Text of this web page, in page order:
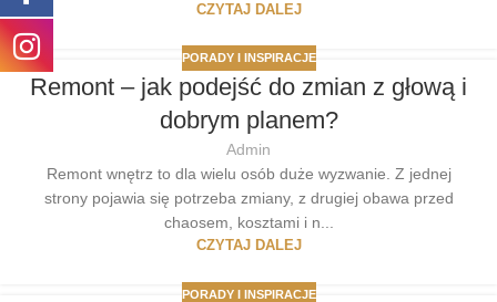
CZYTAJ DALEJ
PORADY I INSPIRACJE
Remont – jak podejść do zmian z głową i
dobrym planem?
Admin
Remont wnętrz to dla wielu osób duże wyzwanie. Z jednej
strony pojawia się potrzeba zmiany, z drugiej obawa przed
chaosem, kosztami i n...
CZYTAJ DALEJ
PORADY I INSPIRACJE